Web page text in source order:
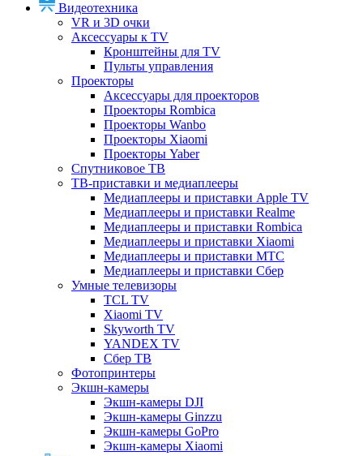
Видеотехника
VR и 3D очки
Аксессуары к TV
Кронштейны для TV
Пульты управления
Проекторы
Аксессуары для проекторов
Проекторы Rombica
Проекторы Wanbo
Проекторы Xiaomi
Проекторы Yaber
Спутниковое ТВ
ТВ-приставки и медиаплееры
Медиаплееры и приставки Apple TV
Медиаплееры и приставки Realme
Медиаплееры и приставки Rombica
Медиаплееры и приставки Xiaomi
Медиаплееры и приставки МТС
Медиаплееры и приставки Сбер
Умные телевизоры
TCL TV
Xiaomi TV
Skyworth TV
YANDEX TV
Сбер ТВ
Фотопринтеры
Экшн-камеры
Экшн-камеры DJI
Экшн-камеры Ginzzu
Экшн-камеры GoPro
Экшн-камеры Xiaomi